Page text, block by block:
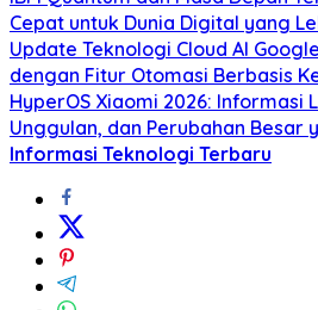
Cepat untuk Dunia Digital yang
Update Teknologi Cloud AI
dengan Fitur Otomasi Berbasis
HyperOS Xiaomi 2026: Informasi
Unggulan, dan Perubahan Besar
Informasi Teknologi Terbaru